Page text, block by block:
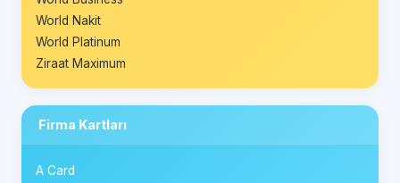
World Nakit
World Platinum
Ziraat Maximum
Firma Kartları
A Card